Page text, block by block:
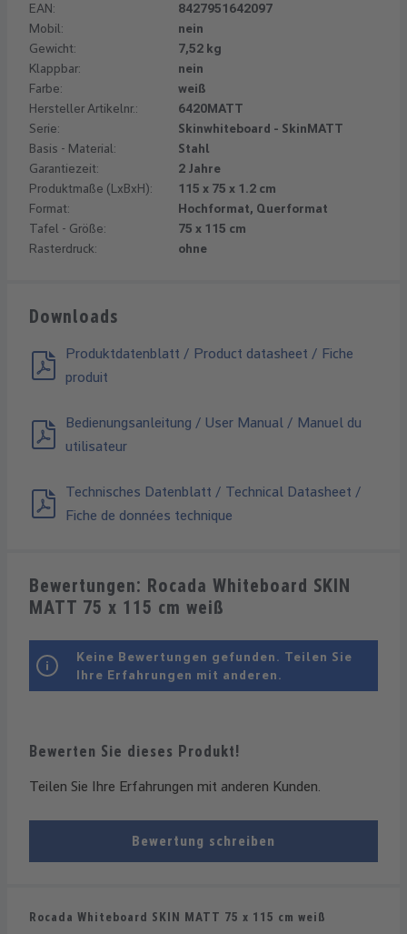
EAN:
8427951642097
Mobil:
nein
Gewicht:
7,52 kg
Klappbar:
nein
Farbe:
weiß
Hersteller Artikelnr.:
6420MATT
Serie:
Skinwhiteboard - SkinMATT
Basis - Material:
Stahl
Garantiezeit:
2 Jahre
Produktmaße (LxBxH):
115 x 75 x 1.2 cm
Format:
Hochformat, Querformat
Tafel - Größe:
75 x 115 cm
Rasterdruck:
ohne
Downloads
Produktdatenblatt / Product datasheet / Fiche
produit
Bedienungsanleitung / User Manual / Manuel du
utilisateur
Technisches Datenblatt / Technical Datasheet /
Fiche de données technique
Bewertungen: Rocada Whiteboard SKIN
MATT 75 x 115 cm weiß
Bewerten Sie dieses Produkt!
Teilen Sie Ihre Erfahrungen mit anderen Kunden.
Bewertung schreiben
Keine Bewertungen gefunden. Teilen Sie
Ihre Erfahrungen mit anderen.
Rocada Whiteboard SKIN MATT 75 x 115 cm weiß